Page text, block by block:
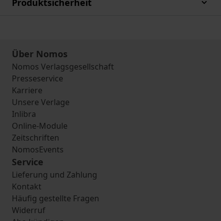
Produktsicherheit
Über Nomos
Nomos Verlagsgesellschaft
Presseservice
Karriere
Unsere Verlage
Inlibra
Online-Module
Zeitschriften
NomosEvents
Service
Lieferung und Zahlung
Kontakt
Häufig gestellte Fragen
Widerruf